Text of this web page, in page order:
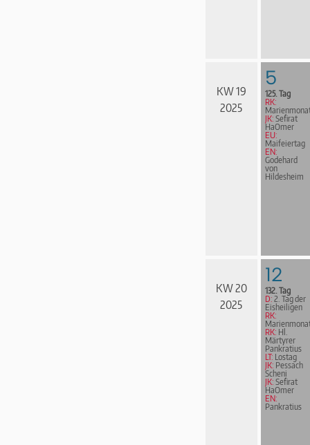
KW 19
2025
5
125. Tag
RK:
JK: Sefirat
HaOmer
EU:
Maifeiertag
EN:
Godehard
von
Hildesheim
KW 20
2025
12
132. Tag
D: 2. Tag der
Eisheiligen
RK:
RK: Hl.
Märtyrer
Pankratius
LT: Lostag
JK: Pessach
Scheni
JK: Sefirat
HaOmer
EN:
Pankratius